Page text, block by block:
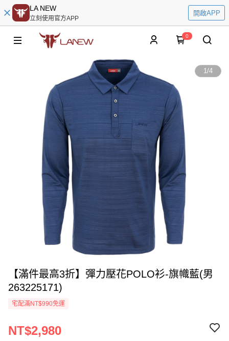
LA NEW
立刻使用官方APP
開啟APP
0
1/4
【滿件最高3折】彈力壓花POLO衫-旗幟藍(男
263225171)
宅配滿NT$990免運
NT$2,980